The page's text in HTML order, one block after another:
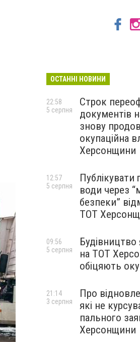
ОСТАННІ НОВИНИ
Строк
документів
знову
окупаційна
Херсонщини
22:58
5 серпня
Публікувати
води через
безпеки”
ТОТ
12:57
5 серпня
на ТОТ
обіцяють
09:56
5 серпня
Про
які не
пального
Херсонщини
21:14
3 серпня